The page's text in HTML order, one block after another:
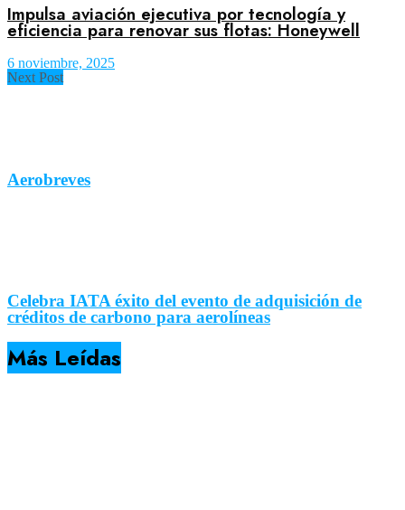
Impulsa aviación ejecutiva por tecnología y
eficiencia para renovar sus flotas: Honeywell
6 noviembre, 2025
Next Post
Aerobreves
Celebra IATA éxito del evento de adquisición de
créditos de carbono para aerolíneas
Más Leídas